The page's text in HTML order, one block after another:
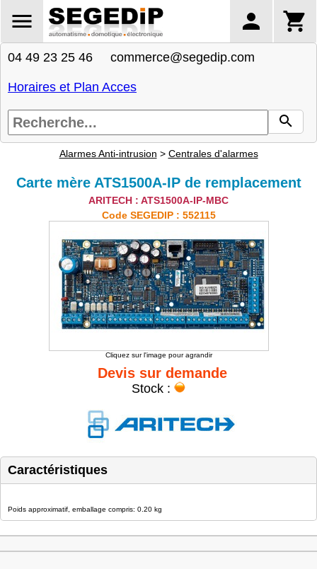
04 49 23 25 46 commerce@segedip.com
Horaires et Plan Acces
Alarmes Anti-intrusion > Centrales d'alarmes
Carte mère ATS1500A-IP de remplacement
ARITECH : ATS1500A-IP-MBC
Code SEGEDIP : 552115
Cliquez sur l'image pour agrandir
Devis sur demande
Stock :
Caractéristiques
Poids approximatif, emballage compris: 0.20 kg